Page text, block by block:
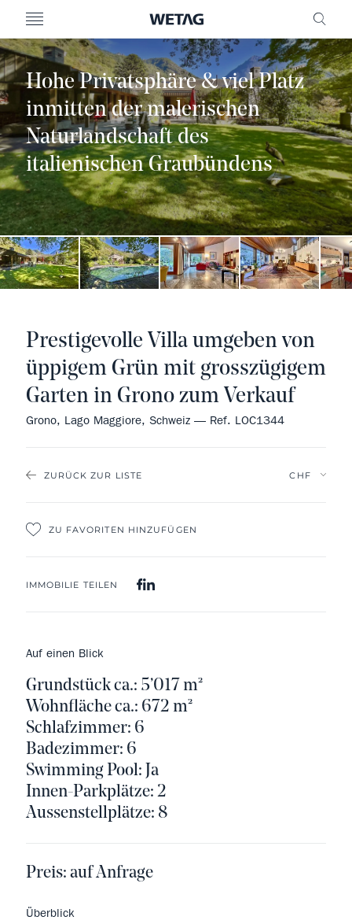
MENU
Hohe Privatsphäre & viel Platz
inmitten der malerischen
Naturlandschaft des
italienischen Graubündens
ZURÜCK ZUR LISTE
ZU FAVORITEN HINZUFÜGEN
IMMOBILIE TEILEN
Prestigevolle Villa umgeben von
üppigem Grün mit grosszügigem
Garten in Grono zum Verkauf
Grono, Lago Maggiore, Schweiz — Ref. LOC1344
Auf einen Blick
Grundstück ca.: 5’017 m²
Wohnfläche ca.: 672 m²
Schlafzimmer: 6
Badezimmer: 6
Swimming Pool: Ja
Innen-Parkplätze: 2
Aussenstellplätze: 8
Preis: auf Anfrage
Überblick